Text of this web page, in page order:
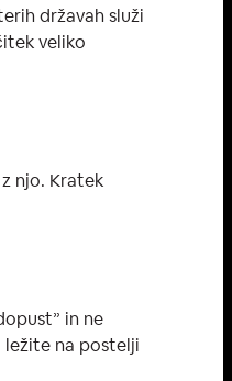
državah služi
veliko
njo. Kratek
in ne
ležite na postelji